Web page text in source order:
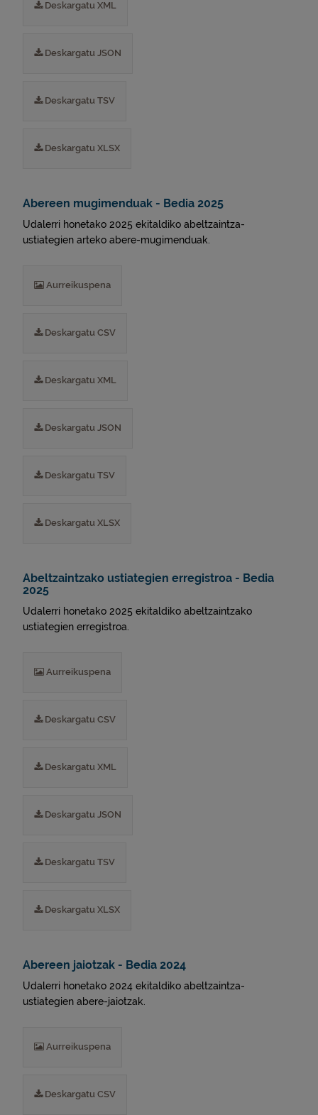
Deskargatu XML
Deskargatu JSON
Deskargatu TSV
Deskargatu XLSX
Abereen mugimenduak - Bedia 2025
Udalerri honetako 2025 ekitaldiko abeltzaintza-
ustiategien arteko abere-mugimenduak.
Aurreikuspena
Deskargatu CSV
Deskargatu XML
Deskargatu JSON
Deskargatu TSV
Deskargatu XLSX
Abeltzaintzako ustiategien erregistroa - Bedia
2025
Udalerri honetako 2025 ekitaldiko abeltzaintzako
ustiategien erregistroa.
Aurreikuspena
Deskargatu CSV
Deskargatu XML
Deskargatu JSON
Deskargatu TSV
Deskargatu XLSX
Abereen jaiotzak - Bedia 2024
Udalerri honetako 2024 ekitaldiko abeltzaintza-
ustiategien abere-jaiotzak.
Aurreikuspena
Deskargatu CSV